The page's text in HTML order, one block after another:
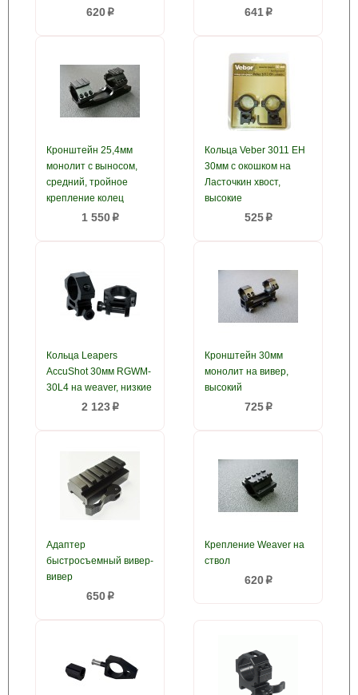
620p 641 p
Кронштейн 25,4мм
монолит с выносом,
средний, тройное
крепление колец
1 550p
Кольца Veber 3011 EH
30мм с окошком на
Ласточкин хвост,
высокие
525p
Кольца Leapers
AccuShot 30мм RGWM-
30L4 на weaver, низкие
2 123p
Кронштейн 30мм
монолит на вивер,
высокий
725p
Адаптер
быстросъемный вивер-
вивер
650p
Крепление Weaver на
ствол
620p